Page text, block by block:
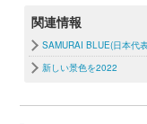
関連情報
SAMURAI BLUE(日本代
新しい景色を2022